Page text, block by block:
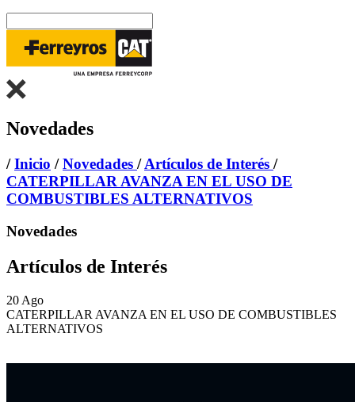
Novedades
/Inicio /Novedades /Artículos de Interés /
CATERPILLAR AVANZA EN EL USO DE
COMBUSTIBLES ALTERNATIVOS
Novedades
Artículos de Interés
20 Ago
CATERPILLAR AVANZA EN EL USO DE COMBUSTIBLES
ALTERNATIVOS